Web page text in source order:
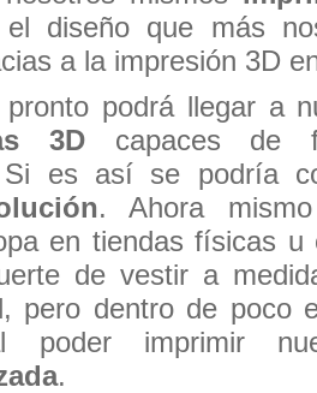
diseño que más
a la impresión 3D
podrá llegar a
3Dcapaces de
Si es así se podría
. Ahora
en tiendas físicas u
de vestir a
pero dentro de poco
poder imprimir
.